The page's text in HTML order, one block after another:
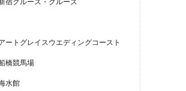
ートグレイスウエディングコースト
橋競馬場
水館